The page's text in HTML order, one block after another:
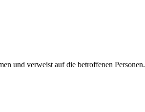
und verweist auf die betroffenen Personen.